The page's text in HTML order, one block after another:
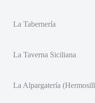
La Tabernería
La Taverna Siciliana
La Alpargatería